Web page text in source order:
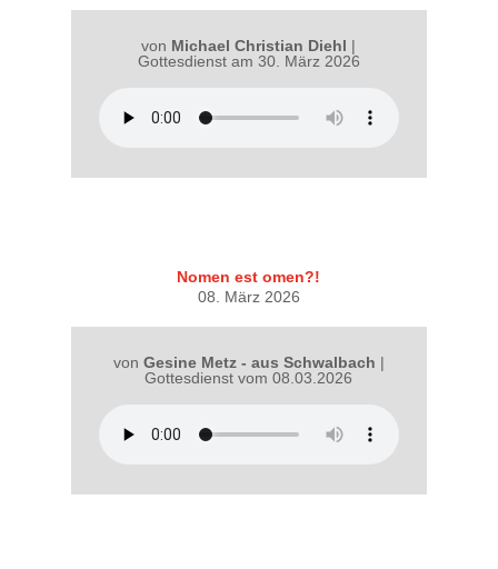
von Michael Christian Diehl |
Gottesdienst am 30. März 2026
Nomen est omen?!
08. März 2026
von Gesine Metz - aus Schwalbach |
Gottesdienst vom 08.03.2026